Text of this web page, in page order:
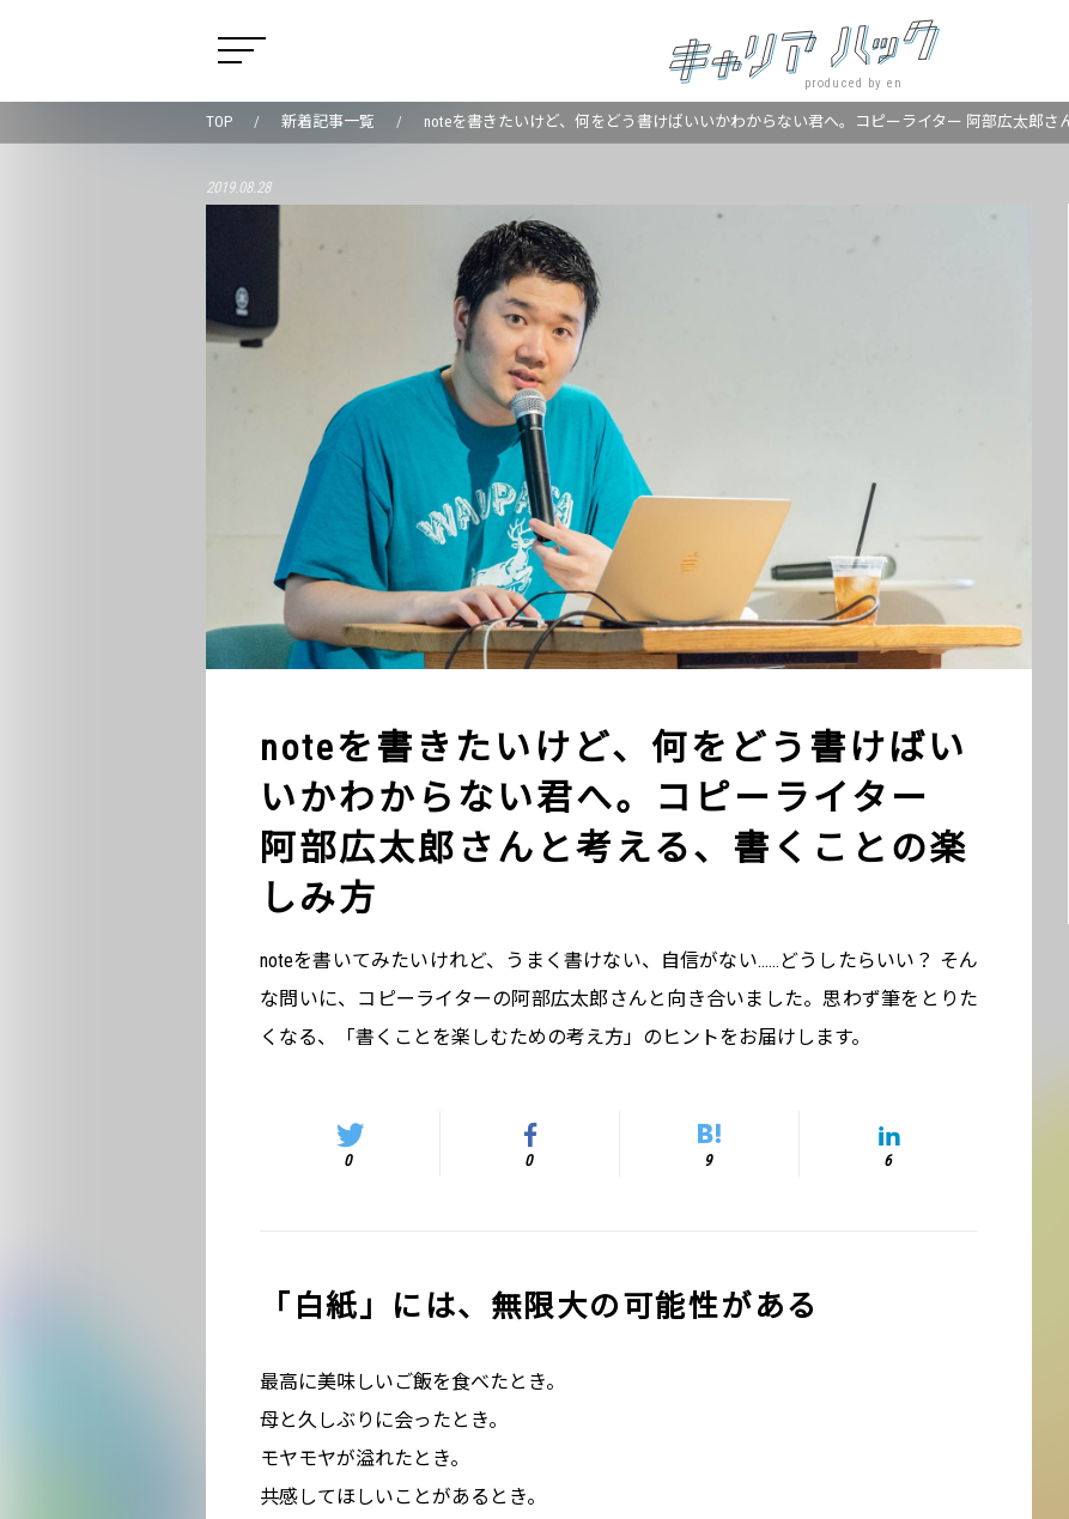
produced by en
TOP 新着記事一覧 noteを書きたいけど、何をどう書けばいいかわからない君へ。コピーライター 阿部広太郎
2019.08.28
noteを書きたいけど、何をどう書けばい
いかわからない君へ。コピーライター
阿部広太郎さんと考える、書くことの楽
しみ方
noteを書いてみたいけれど、うまく書けない、自信がない……どうしたらいい？ そん
な問いに、コピーライターの阿部広太郎さんと向き合いました。思わず筆をとりた
くなる、「書くことを楽しむための考え方」のヒントをお届けします。
0 0 9 6
「白紙」には、無限大の可能性がある
最高に美味しいご飯を食べたとき。
母と久しぶりに会ったとき。
モヤモヤが溢れたとき。
共感してほしいことがあるとき。